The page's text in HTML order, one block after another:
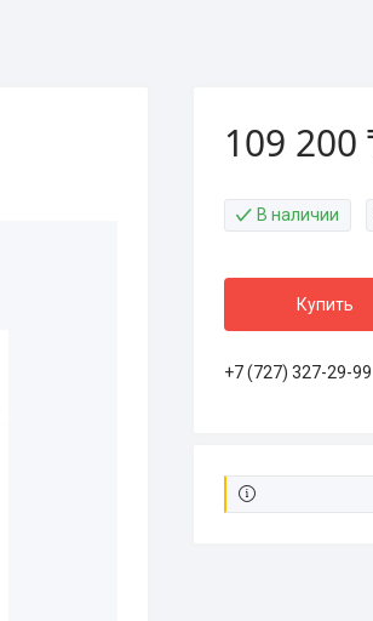
109 200
В наличии
Купить
+7 (727) 327-29-99